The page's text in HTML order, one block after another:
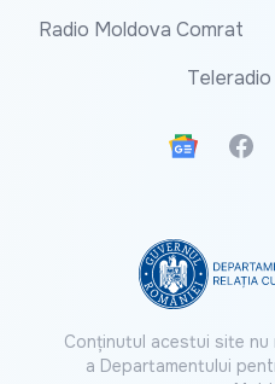
Radio Moldova Comrat
Google
Conținutul acestui site
a Departamentului